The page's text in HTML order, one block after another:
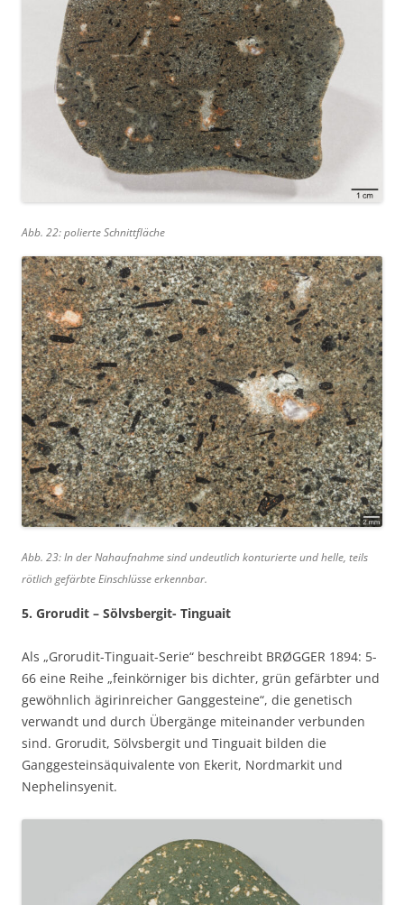
Abb. 22: polierte Schnittfläche
Abb. 23: In der Nahaufnahme sind undeutlich konturierte und helle, teils
rötlich gefärbte Einschlüsse erkennbar.
5. Grorudit – Sölvsbergit- Tinguait
Als „Grorudit-Tinguait-Serie“ beschreibt BRØGGER 1894: 5-
66 eine Reihe „feinkörniger bis dichter, grün gefärbter und
gewöhnlich ägirinreicher Ganggesteine“, die genetisch
verwandt und durch Übergänge miteinander verbunden
sind. Grorudit, Sölvsbergit und Tinguait bilden die
Ganggesteinsäquivalente von Ekerit, Nordmarkit und
Nephelinsyenit.